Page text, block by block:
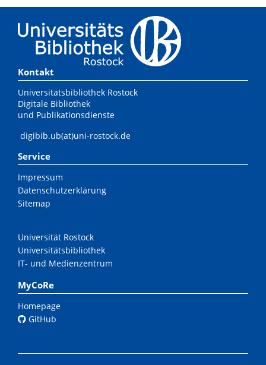
Kontakt
Universitätsbibliothek Rostock
Digitale Bibliothek
und Publikationsdienste
digibib.ub(at)uni-rostock.de
Service
Impressum
Datenschutzerklärung
Sitemap
Universität Rostock
Universitätsbibliothek
IT- und Medienzentrum
MyCoRe
Homepage
GitHub